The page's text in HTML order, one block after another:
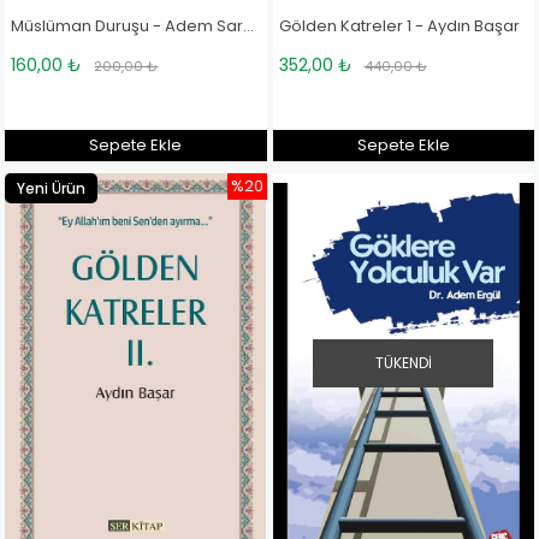
Müslüman Duruşu - Adem Saraç
160,00 ₺ 200,00 ₺
Sepete Ekle
Gölden Katreler 1 - Aydın Başar
352,00 ₺ 440,00 ₺
Sepete Ekle
%20
Yeni Ürün
TÜKENDI